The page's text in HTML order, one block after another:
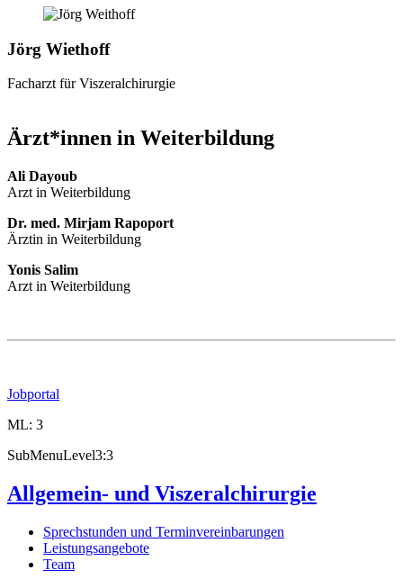
Jörg Wiethoff
Facharzt für Viszeralchirurgie
Ärzt*innen in Weiterbildung
Ali Dayoub
Arzt in Weiterbildung
Dr. med. Mirjam Rapoport
Ärztin in Weiterbildung
Yonis Salim
Arzt in Weiterbildung
Jobportal
ML: 3
SubMenuLevel3:3
Allgemein- und Viszeralchirurgie
Sprechstunden und Terminvereinbarungen
Leistungsangebote
Team